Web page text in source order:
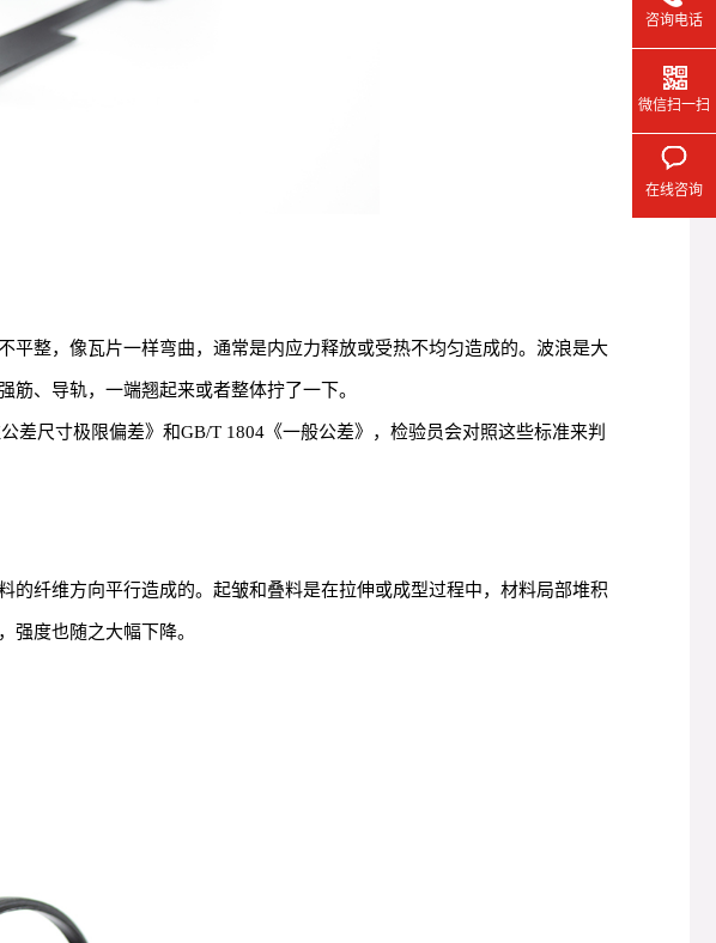
整，像瓦片一样弯曲，通常是内应力释放或受热不均匀造成的。波浪是大
、导轨，一端翘起来或者整体拧了一下。
尺寸极限偏差》和GB/T 1804《一般公差》，检验员会对照这些标准来判
纤维方向平行造成的。起皱和叠料是在拉伸或成型过程中，材料局部堆积
强度也随之大幅下降。
咨询电话
微信扫一扫
在线咨询